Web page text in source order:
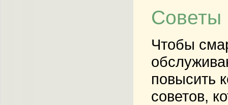
Советы
Чтобы
повысить
советов,